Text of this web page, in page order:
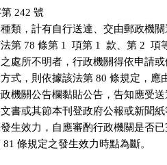
242 號
類，計有自行送達、交由郵政機
第 78 條第 1  項第 1  款、第 2  項
處所不明者，行政機關得依申請
式，則依據該法第 80 條規定，應
機關公告欄黏貼公告，告知應受
書或其節本刊登政府公報或新聞
生效力，自應審酌行政機關是否
81 條規定之發生效力時點為斷。